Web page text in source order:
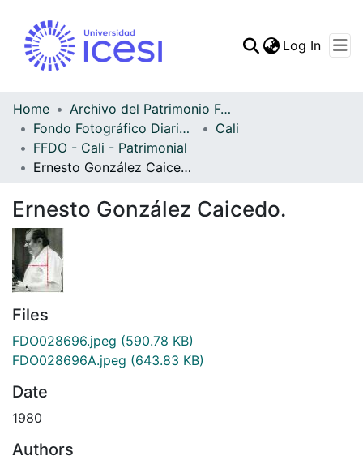
Statistics
Log In
Home
Archivo del Patrimonio Fotográfico y Fílmico del Valle del Cauca
Fondo Fotográfico Diario Occidente
Cali
FFDO - Cali - Patrimonial
Ernesto González Caicedo.
Ernesto González Caicedo.
Files
FDO028696.jpeg (590.78 KB)
FDO028696A.jpeg (643.83 KB)
Date
1980
Authors